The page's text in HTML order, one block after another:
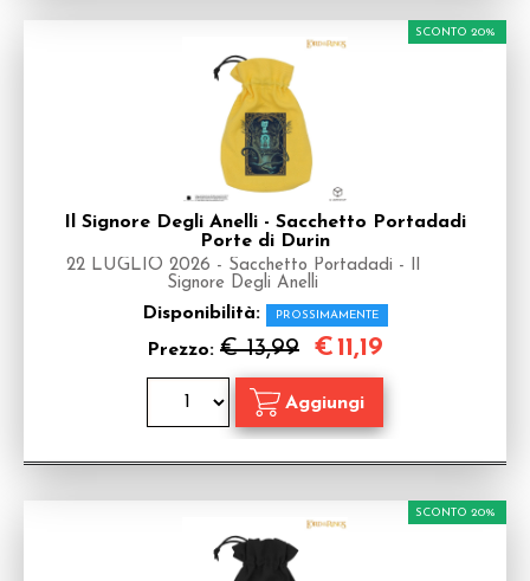
Il Signore Degli Anelli - Sacchetto Portadadi
Porte di Durin
22 LUGLIO 2026 - Sacchetto Portadadi - Il
Signore Degli Anelli
Disponibilità: PROSSIMAMENTE
Prezzo: € 13,99
SCONTO 20%
€11,19
SCONTO 20%